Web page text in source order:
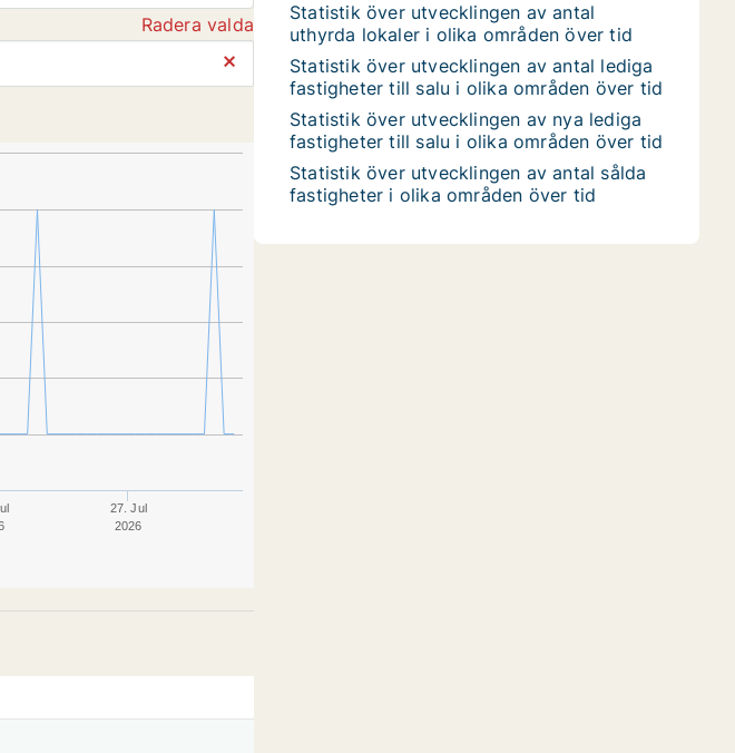
Radera valda
⨯
27. Jul
2026
Statistik över utvecklingen av antal
uthyrda lokaler i olika områden över tid
Statistik över utvecklingen av antal lediga
fastigheter till salu i olika områden över tid
Statistik över utvecklingen av nya lediga
fastigheter till salu i olika områden över tid
Statistik över utvecklingen av antal sålda
fastigheter i olika områden över tid